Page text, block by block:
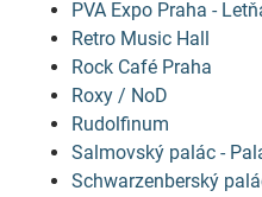
PVA Expo Praha -
Retro Music Hall
Rock Café Praha
Roxy / NoD
Rudolfinum
Salmovský palác -
Schwarzenberský